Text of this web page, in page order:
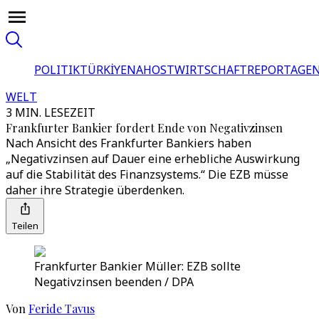
POLITIKTÜRKİYENAHOSTWIRTSCHAFT
WELT
3 MIN. LESEZEIT
Frankfurter Bankier fordert Ende von Negativzinsen
Nach Ansicht des Frankfurter Bankiers haben
„Negativzinsen auf Dauer eine erhebliche Auswirkung
auf die Stabilität des Finanzsystems.“ Die EZB müsse
daher ihre Strategie überdenken.
Teilen
Frankfurter Bankier Müller: EZB sollte
Negativzinsen beenden / DPA
Von Feride Tavus